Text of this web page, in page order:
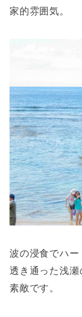
家的雰囲気。
波の浸食でハー
透き通った浅
素敵です。